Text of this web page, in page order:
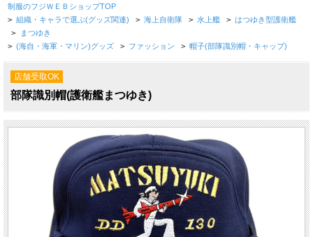
制服のフジＷＥＢショップTOP
> 組織・キャラで選ぶ(グッズ関連) > 海上自衛隊 > 水上艦 > はつゆき型護衛艦
> まつゆき
> (海自・海軍・マリン)グッズ > ファッション > 帽子(部隊識別帽・キャップ)
店舗受取OK
部隊識別帽(護衛艦まつゆき)